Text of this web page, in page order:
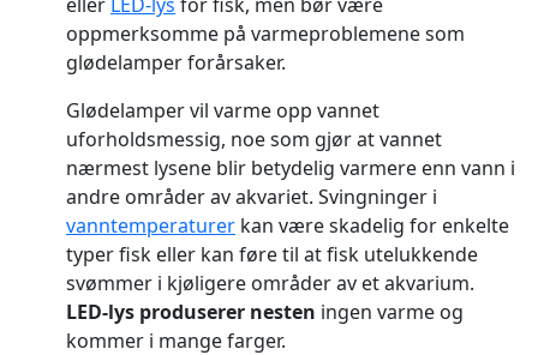
oppmerksomme på varmeproblemene som
glødelamper forårsaker.
Glødelamper vil varme opp vannet
uforholdsmessig, noe som gjør at vannet
nærmest lysene blir betydelig varmere enn vann i
andre områder av akvariet. Svingninger i
vanntemperaturer kan være skadelig for enkelte
typer fisk eller kan føre til at fisk utelukkende
svømmer i kjøligere områder av et akvarium.
LED-lys produserer nesten ingen varme og
kommer i mange farger.